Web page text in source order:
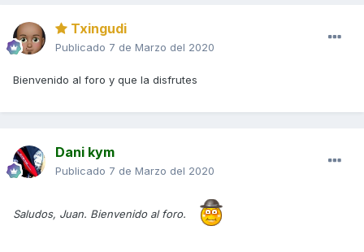
Txingudi
Publicado 7 de Marzo del 2020
Bienvenido al foro y que la disfrutes
Dani kym
Publicado 7 de Marzo del 2020
Saludos, Juan. Bienvenido al foro.